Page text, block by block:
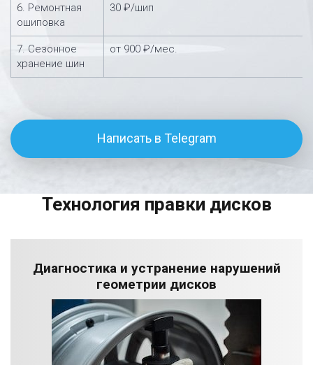
6. Ремонтная
ошиповка
30 ₽/шип
7. Сезонное
хранение шин
от 900 ₽/мес.
Написать в Telegram
Технология правки дисков
Диагностика и устранение нарушений
геометрии дисков